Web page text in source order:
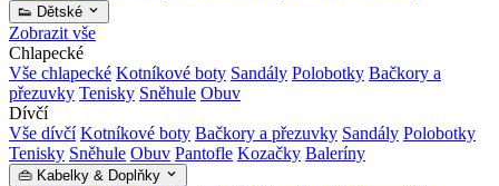
👟 Dětské
Zobrazit vše
Chlapecké
Vše chlapecké Kotníkové boty Sandály Polobotky Bačkory a
přezuvky Tenisky Sněhule Obuv
Dívčí
Vše dívčí Kotníkové boty Bačkory a přezuvky Sandály Polobotky
Tenisky Sněhule Obuv Pantofle Kozačky Baleríny
👜 Kabelky & Doplňky